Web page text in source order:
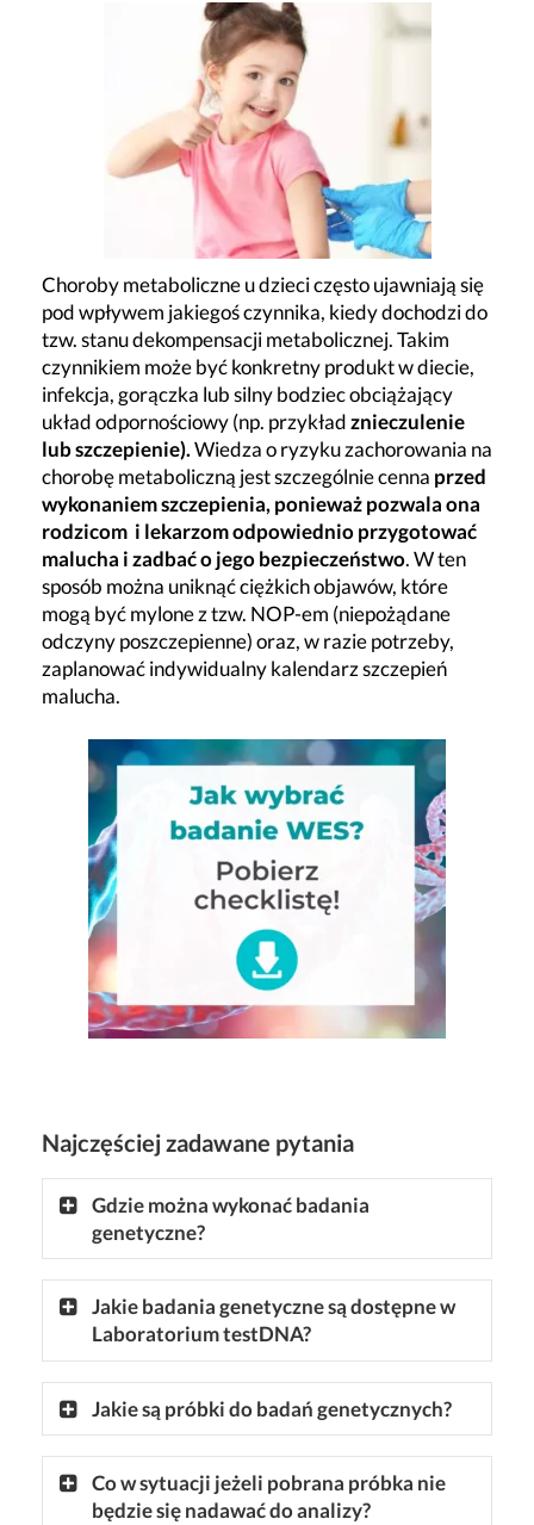
Choroby metaboliczne u dzieci często ujawniają się
pod wpływem jakiegoś czynnika, kiedy dochodzi do
tzw. stanu dekompensacji metabolicznej. Takim
czynnikiem może być konkretny produkt w diecie,
infekcja, gorączka lub silny bodziec obciążający
układ odpornościowy (np. przykładznieczulenie
lub szczepienie).Wiedza o ryzyku zachorowania na
chorobę metaboliczną jest szczególnie cenna przed
wykonaniem szczepienia, ponieważ pozwala ona
rodzicom i lekarzom odpowiednio przygotować
malucha i zadbać o jego bezpieczeństwo. W ten
sposób można uniknąć ciężkich objawów, które
mogą być mylone z tzw. NOP-em (niepożądane
odczyny poszczepienne) oraz, w razie potrzeby,
zaplanować indywidualny kalendarz szczepień
malucha.
Najczęściej zadawane pytania
Gdzie można wykonać badania
genetyczne?
Jakie badania genetyczne są dostępne w
Laboratorium testDNA?
Jakie są próbki do badań genetycznych?
Co w sytuacji jeżeli pobrana próbka nie
będzie się nadawać do analizy?